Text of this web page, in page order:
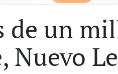
de un
Nuevo